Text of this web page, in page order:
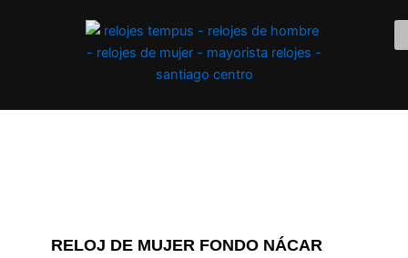
RELOJ DE MUJER FONDO NÁCAR